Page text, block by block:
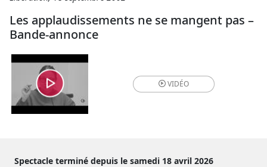
Les applaudis­sements ne se mangent pas –
Bande-annonce
VIDÉO
Spectacle terminé depuis le samedi 18 avril 2026